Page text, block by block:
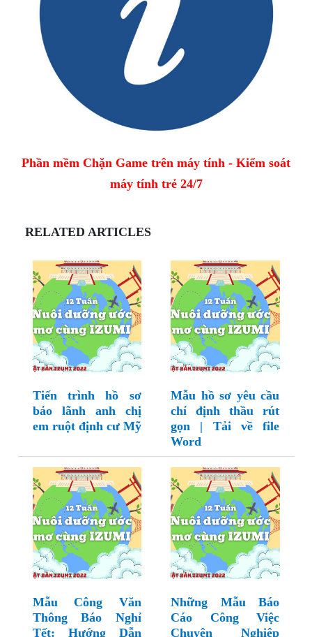
Phần mềm Chặn Game trên máy tính - Kiểm soát
máy tính trẻ 24/7
RELATED ARTICLES
Tiến trình hồ sơ
bảo lãnh anh chị
em ruột định cư Mỹ
Mẫu hồ sơ yêu cầu
chỉ định thầu rút
gọn | Tải về file
Word
Mẫu Công Văn
Thông Báo Nghỉ
Tết: Hướng Dẫn
Những Mẫu Báo
Cáo Công Việc
Chuyên Nghiệp